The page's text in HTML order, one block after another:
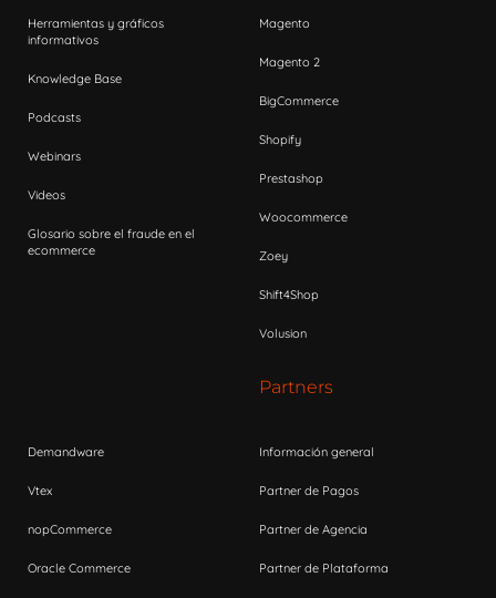
Herramientas y gráficos
informativos
Knowledge Base
Podcasts
Webinars
Videos
Glosario sobre el fraude en el
ecommerce
Magento
Magento 2
BigCommerce
Shopify
Prestashop
Woocommerce
Zoey
Shift4Shop
Volusion
Demandware
Vtex
nopCommerce
Oracle Commerce
Partners
Información general
Partner de Pagos
Partner de Agencia
Partner de Plataforma